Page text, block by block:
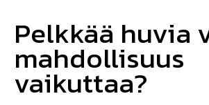
Pelkkää huvia
mahdollisuus
vaikuttaa?